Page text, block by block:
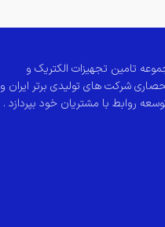
تامین تجهیزات الکتریک و
شرکت های تولیدی برتر ایران و
روابط با مشتریان خود بپردازد .